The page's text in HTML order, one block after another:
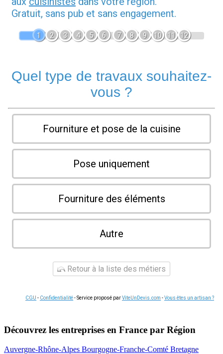
Gratuit, sans pub et sans engagement.
1 2 3 4 5 6 7 8 9 10 11 12
Quel type de travaux souhaitez-
vous ?
Fourniture et pose de la cuisine
Pose uniquement
Fourniture des éléments
Autre
Retour à la liste des métiers
CGU - Confidentialité- Service proposé parViteUnDevis.com -Vous êtes un artisan ?
Découvrez les entreprises en France par Région
Auvergne-Rhône-Alpes Bourgogne-Franche-Comté Bretagne